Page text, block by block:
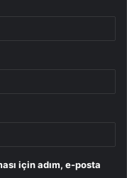
için adım, e-posta